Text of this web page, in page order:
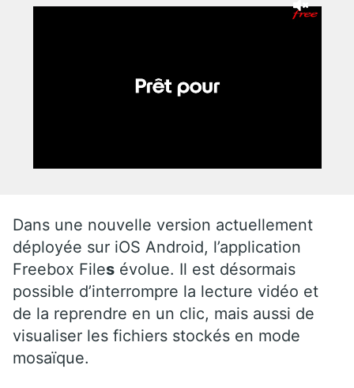
Dans une nouvelle version actuellement
déployée sur iOS Android, l’application
Freebox Files évolue. Il est désormais
possible d’interrompre la lecture vidéo et
de la reprendre en un clic, mais aussi de
visualiser les fichiers stockés en mode
mosaïque.